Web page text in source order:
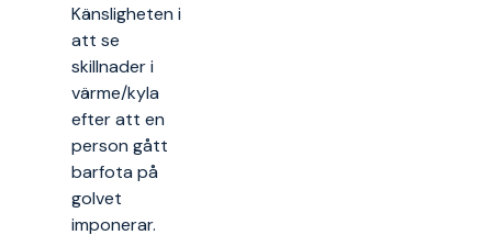
Känsligheten i
att se
skillnader i
värme/kyla
efter att en
person gått
barfota på
golvet
imponerar.